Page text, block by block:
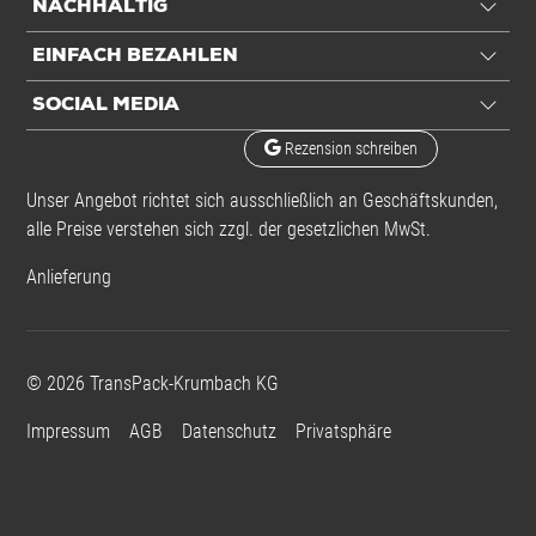
Verschlussklemmen + 1 Messer
Set-Komponenten
1 VE Kunststoff-Verschlussklemmen 13 mm
1 Rolle Spendekarton PP Umreifungsband 12,7 mm
Alle Angaben ohne Gewähr, Druckfehler vorbehalten.
NACHHALTIG
EINFACH BEZAHLEN
SOCIAL MEDIA
Rezension schreiben
Unser Angebot richtet sich ausschließlich an Geschäftskunden,
alle Preise verstehen sich zzgl. der gesetzlichen MwSt.
Anlieferung
© 2026 TransPack-Krumbach KG
Impressum AGB Datenschutz Privatsphäre